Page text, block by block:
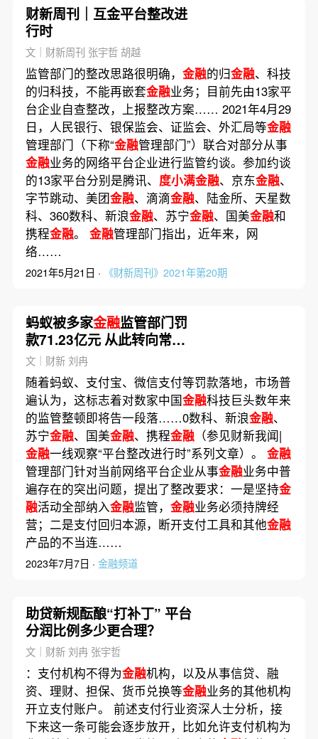
财新周刊｜互金平台整改进
行时
文｜财新周刊 张宇哲 胡越
监管部门的整改思路很明确， 金融的归金融、科技
的归科技，不能再嵌套金融业务；目前先由13家平
台企业自查整改，上报整改方案…… 2021年4月29
日，人民银行、银保监会、证监会、外汇局等金融
管理部门（下称“金融管理部门”）联合对部分从事
金融业务的网络平台企业进行监管约谈。参加约谈
的13家平台分别是腾讯、 度小满金融、京东金融、
字节跳动、美团金融、滴滴金融、陆金所、天星数
科、360数科、新浪金融、苏宁金融、国美金融和
携程金融。 金融管理部门指出，近年来，网
络……
2021年5月21日 · 《财新周刊》2021年第20期
蚂蚁被多家金融监管部门罚
款71.23亿元 从此转向常态
化监管
文｜财新 刘冉
随着蚂蚁、支付宝、微信支付等罚款落地，市场普
遍认为，这标志着对数家中国金融科技巨头数年来
的监管整顿即将告一段落……0数科、新浪金融、
苏宁金融、国美金融、携程金融（参见财新我闻|
金融一线观察“平台整改进行时”系列文章）。 金融
管理部门针对当前网络平台企业从事金融业务中普
遍存在的突出问题，提出了整改要求：一是坚持金
融活动全部纳入金融监管， 金融业务必须持牌经
营；二是支付回归本源，断开支付工具和其他金融
产品的不当连……
2023年7月7日 · 金融频道
助贷新规酝酿“打补丁” 平台
分润比例多少更合理？
文｜财新 刘冉 张宇哲
：支付机构不得为金融机构，以及从事信贷、融
资、理财、担保、货币兑换等金融业务的其他机构
开立支付账户。 前述支付行业资深人士分析，接
下来这一条可能会逐步放开，比如允许支付机构为